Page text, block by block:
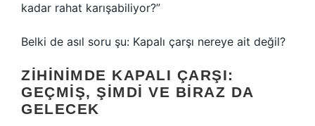
kadar rahat karışabiliyor?”
Belki de asıl soru şu: Kapalı çarşı nereye ait değil?
ZIHINIMDE KAPALI ÇARŞI:
GEÇMIŞ, ŞIMDI VE BIRAZ DA
GELECEK